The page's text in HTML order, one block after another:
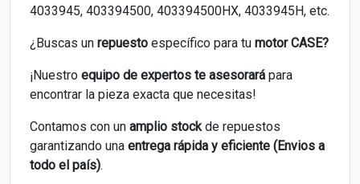
4033945, 403394500, 403394500HX, 4033945H, etc.
¿Buscas un repuesto específico para tu motor CASE?
¡Nuestro equipo de expertos te asesorará para
encontrar la pieza exacta que necesitas!
Contamos con un amplio stockde repuestos
garantizando una entrega rápida y eficiente (Envios a
todo el país).